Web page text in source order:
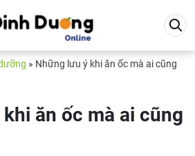
» Những lưu ý khi ăn ốc mà ai cũng
ăn ốc mà ai cũng